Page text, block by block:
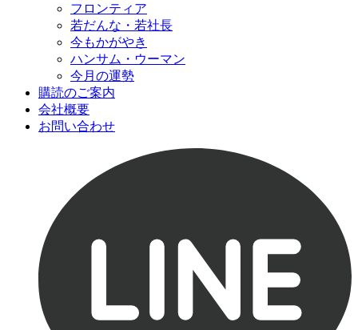
フロンティア
若だんな・若社長
今もかがやき
ハンサム・ウーマン
今月の運勢
購読のご案内
会社概要
お問い合わせ